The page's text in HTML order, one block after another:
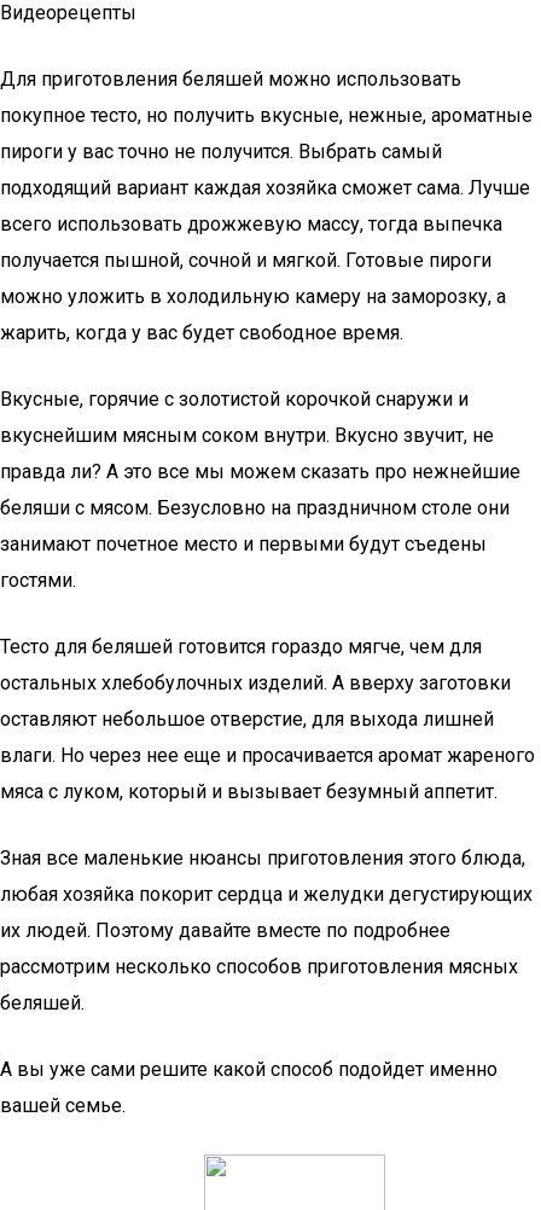
Видеорецепты
Для приготовления беляшей можно использовать
покупное тесто, но получить вкусные, нежные, ароматные
пироги у вас точно не получится. Выбрать самый
подходящий вариант каждая хозяйка сможет сама. Лучше
всего использовать дрожжевую массу, тогда выпечка
получается пышной, сочной и мягкой. Готовые пироги
можно уложить в холодильную камеру на заморозку, а
жарить, когда у вас будет свободное время.
Вкусные, горячие с золотистой корочкой снаружи и
вкуснейшим мясным соком внутри. Вкусно звучит, не
правда ли? А это все мы можем сказать про нежнейшие
беляши с мясом. Безусловно на праздничном столе они
занимают почетное место и первыми будут съедены
гостями.
Тесто для беляшей готовится гораздо мягче, чем для
остальных хлебобулочных изделий. А вверху заготовки
оставляют небольшое отверстие, для выхода лишней
влаги. Но через нее еще и просачивается аромат жареного
мяса с луком, который и вызывает безумный аппетит.
Зная все маленькие нюансы приготовления этого блюда,
любая хозяйка покорит сердца и желудки дегустирующих
их людей. Поэтому давайте вместе по подробнее
рассмотрим несколько способов приготовления мясных
беляшей.
А вы уже сами решите какой способ подойдет именно
вашей семье.